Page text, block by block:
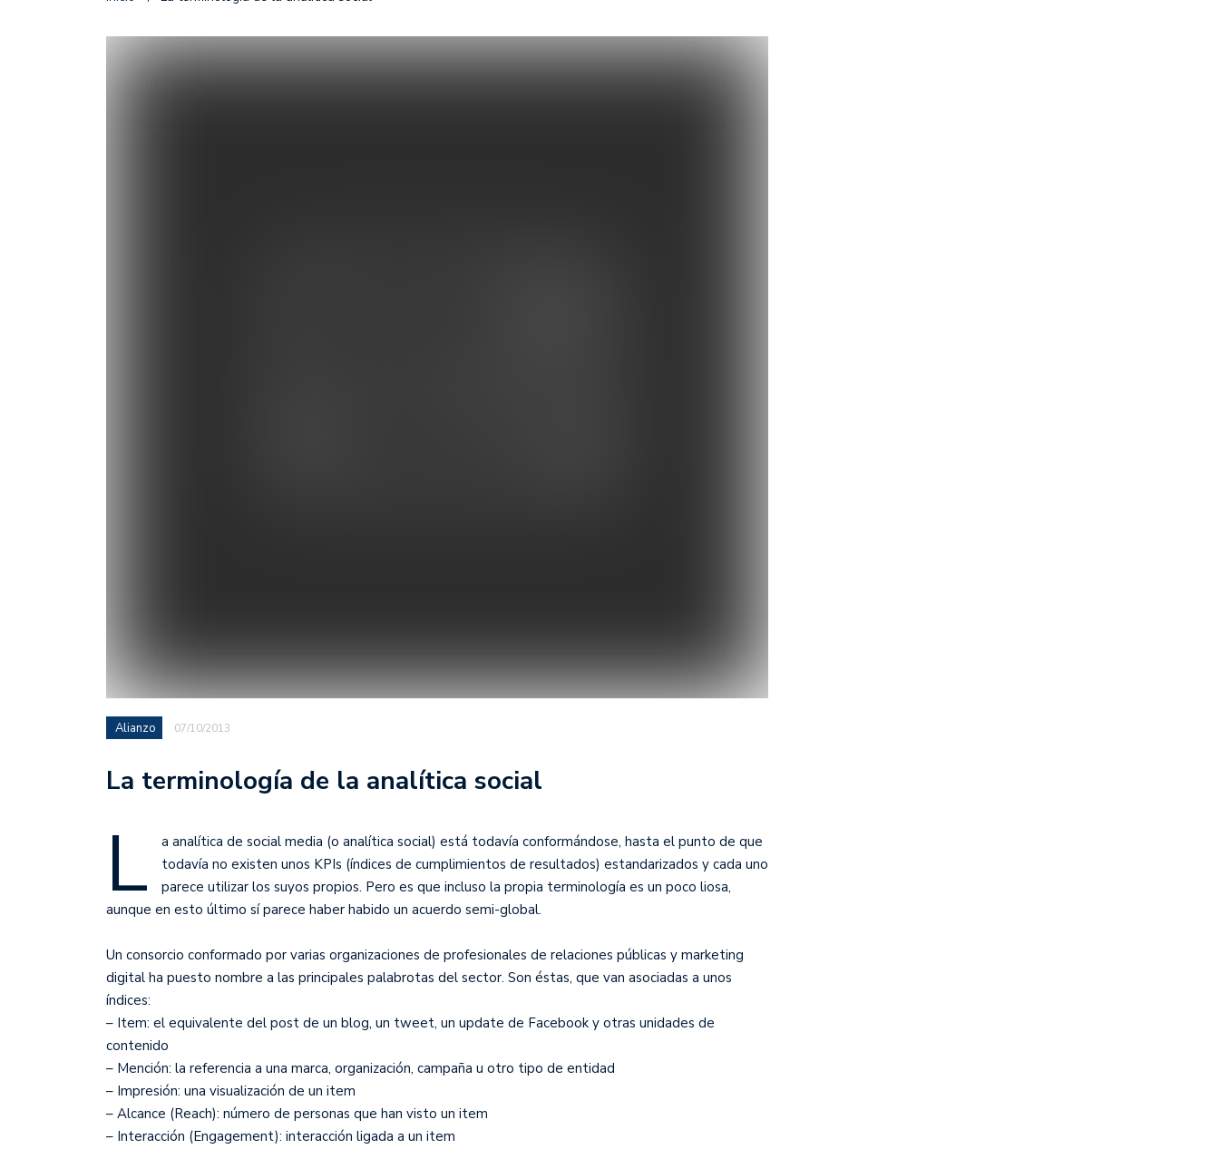
Alianzo 07/10/2013
La terminología de la analítica social
L
a analítica de social media (o analítica social) está todavía conformándose, hasta el punto de que
todavía no existen unos KPIs (índices de cumplimientos de resultados) estandarizados y cada uno
parece utilizar los suyos propios. Pero es que incluso la propia terminología es un poco liosa,
aunque en esto último sí parece haber habido un acuerdo semi-global.
Un consorcio conformado por varias organizaciones de profesionales de relaciones públicas y marketing
digital ha puesto nombre a las principales palabrotas del sector. Son éstas, que van asociadas a unos
índices:
– Item: el equivalente del post de un blog, un tweet, un update de Facebook y otras unidades de
contenido
– Mención: la referencia a una marca, organización, campaña u otro tipo de entidad
– Impresión: una visualización de un item
– Alcance (Reach): número de personas que han visto un item
– Interacción (Engagement): interacción ligada a un item